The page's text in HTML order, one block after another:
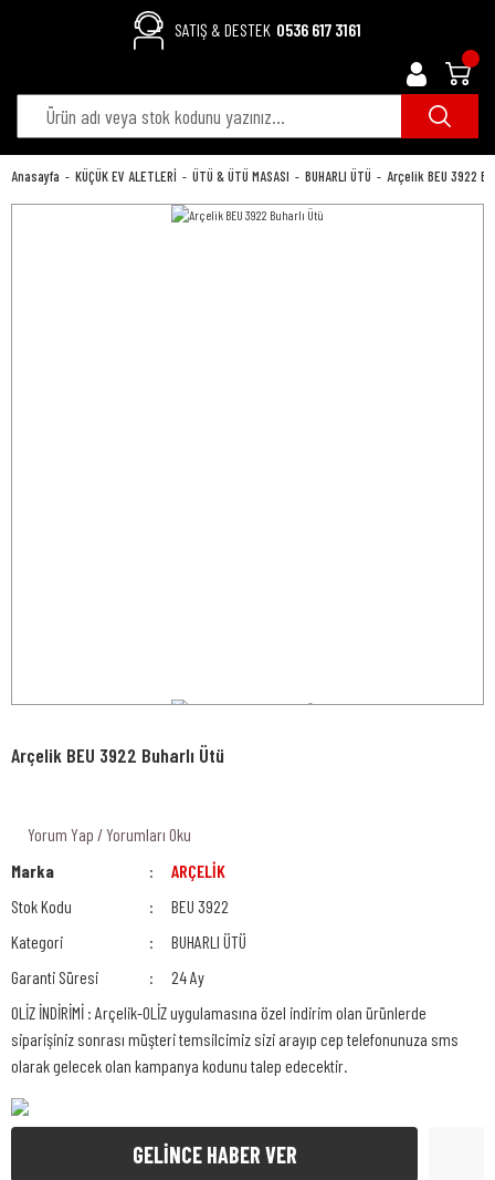
SATIŞ & DESTEK 0536 617 3161
Anasayfa KÜÇÜK EV ALETLERİ ÜTÜ & ÜTÜ MASASI BUHARLI ÜTÜ Arçelik BEU 3922
Arçelik BEU 3922 Buharlı Ütü
Yorum Yap / Yorumları Oku
Marka
ARÇELİK
Stok Kodu
BEU 3922
Kategori
BUHARLI ÜTÜ
Garanti Süresi
24 Ay
OLİZ İNDİRİMİ : Arçelik-OLİZ uygulamasına özel indirim olan ürünlerde
siparişiniz sonrası müşteri temsilcimiz sizi arayıp cep telefonunuza sms
olarak gelecek olan kampanya kodunu talep edecektir.
GELİNCE HABER VER